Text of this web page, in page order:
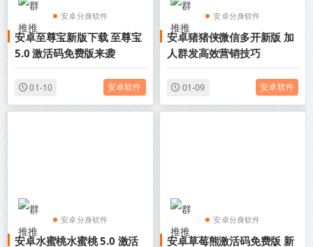
安卓分身软件
安卓微信多开分身
安卓至尊宝新版下载 至尊宝
5.0 激活码免费版来袭
01-10 安卓软件
安卓分身软件
安卓微信多开分身
安卓猪猪侠微信多开新版 加
人群发高效营销技巧
01-09 安卓软件
安卓分身软件
安卓微信多开分身
安卓水蜜桃水蜜桃 5.0 激活
安卓分身软件
安卓微信多开分身
安卓草莓熊激活码免费版 新